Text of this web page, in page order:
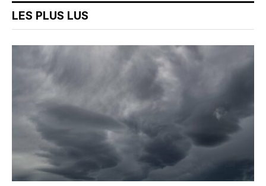
LES PLUS LUS